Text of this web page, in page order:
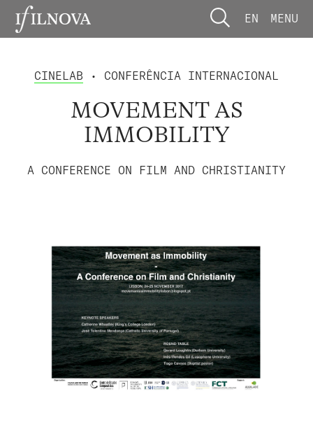
EN MENU
CINELAB • CONFERÊNCIA INTERNACIONAL
MOVEMENT AS
IMMOBILITY
A CONFERENCE ON FILM AND CHRISTIANITY